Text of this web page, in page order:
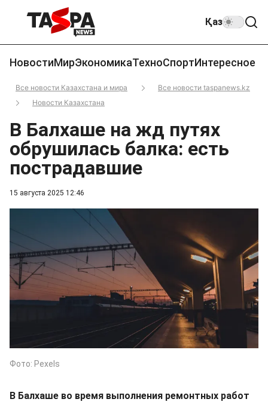
Қаз
НовостиМирЭкономикаТехноСпортИнтересное
Все новости Казахстана и мира
Все новости taspanews.kz
Новости Казахстана
15 августа 2025 12:46
В Балхаше на жд путях
обрушилась балка: есть
пострадавшие
Фото: Pexels
В Балхаше во время выполнения ремонтных работ